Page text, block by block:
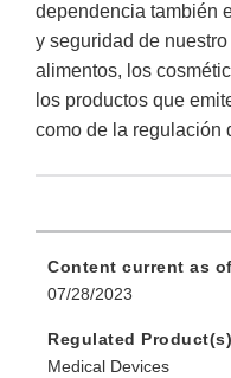
dependencia también
y seguridad de
alimentos, los
los productos que
como de la regulación
Content current as
07/28/2023
Regulated Product(s)
Medical Devices